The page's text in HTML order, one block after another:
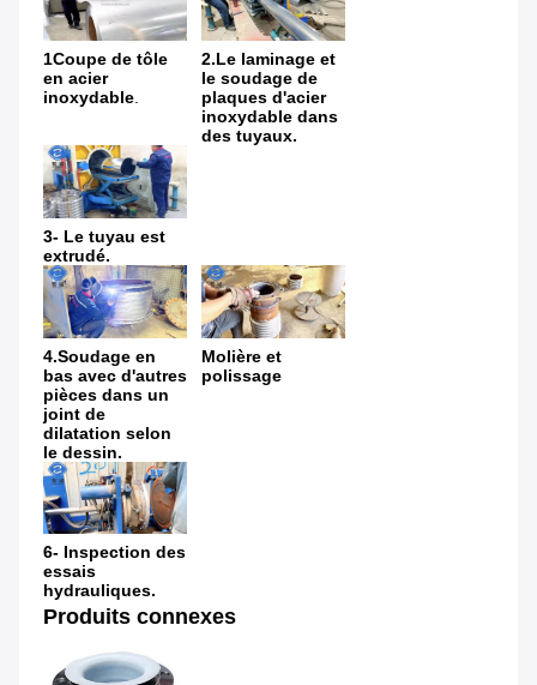
1Coupe de tôle
en acier
inoxydable.
2.Le laminage et
le soudage de
plaques d'acier
inoxydable dans
des tuyaux.
3- Le tuyau est
extrudé.
4.Soudage en
bas avec d'autres
pièces dans un
joint de
dilatation selon
le dessin.
Molière et
polissage
6- Inspection des
essais
hydrauliques.
Produits connexes